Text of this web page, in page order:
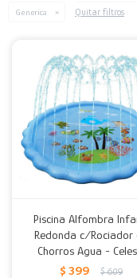
Generica Quitar filtros
Piscina Alfombra
Redonda c/Rociador
Chorros Agua -
$ 399 $ 609
Fundas
Accesorios para el
Herramientas
Muebles Infantiles